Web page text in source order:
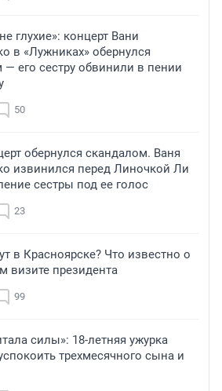
глухие»: концерт Вани
в «Лужниках» обернулся
— его сестру обвинили в пении
50
обернулся скандалом. Ваня
извинился перед Линочкой Ли
сестры под ее голос
23
в Красноярске? Что известно о
визите президента
99
силы»: 18-летняя ужурка
трехмесячного сына и